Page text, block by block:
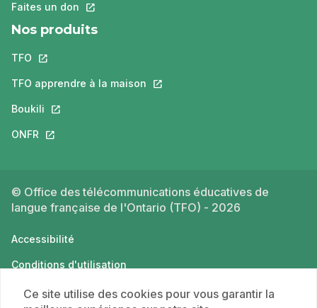
Faites un don Ce lien s'ouvrira dans un nouvel onglet.
Nos produits
TFO Ce lien s'ouvrira dans un nouvel onglet.
TFO apprendre à la maison Ce lien s'ouvrira dans un nouvel
Boukili Ce lien s'ouvrira dans un nouvel onglet.
ONFR Ce lien s'ouvrira dans un nouvel onglet.
© Office des télécommunications éducatives de
langue française de l'Ontario (TFO) - 2026
Accessibilité
Conditions d'utilisation
Politique de confidentialité
Ce site utilise des cookies pour vous garantir la